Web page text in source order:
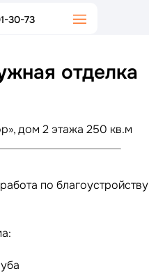
30-73
отделка
дом 2 этажа 250 кв.м
по благоустройству